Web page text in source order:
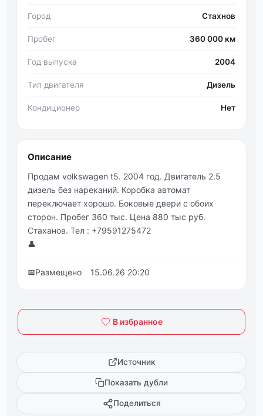
Город Стахнов
Пробег 360 000 км
Год выпуска 2004
Тип двигателя Дизель
Кондиционер Нет
Описание
Продам volkswagen t5. 2004 год. Двигатель 2.5
дизель без нареканий. Коробка автомат
переключает хорошо. Боковые двери с обоих
сторон. Пробег 360 тыс. Цена 880 тыс руб.
Стаханов. Тел : +79591275472
👤
📅Размещено 15.06.26 20:20
В избранное
Источник
Показать дубли
Поделиться